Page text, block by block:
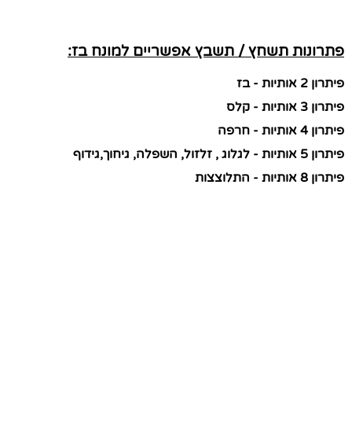
פתרונות תשחץ / תשבץ אפשריים למונח בז:
פיתרון 2 אותיות - בז
פיתרון 3 אותיות - קלס
פיתרון 4 אותיות - חרפה
פיתרון 5 אותיות - לגלוג , זלזול, השפלה, גיחוך,גידוף
פיתרון 8 אותיות - התלוצצות